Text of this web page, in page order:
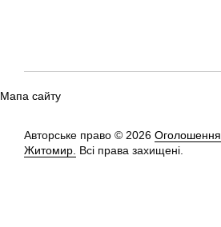
Мапа сайту
Авторське право © 2026 Оголошення
Житомир. Всі права захищені.